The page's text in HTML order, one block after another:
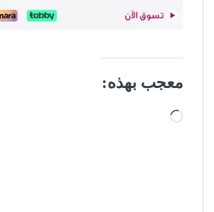
معجب بهذه:
جاري التحميل…